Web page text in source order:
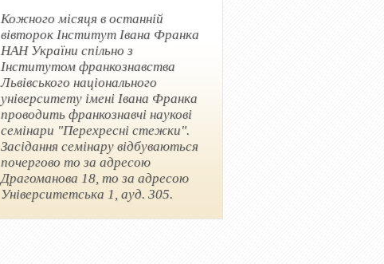
Кожного місяця в останній
вівторок Інститут Івана Франка
НАН України спільно з
Інститутом франкознавства
Львівського національного
університету імені Івана Франка
проводить франкознавчі наукові
семінари "Перехресні стежки".
Засідання семінару відбуваються
почергово то за адресою
Драгоманова 18, то за адресою
Університетська 1, ауд. 305.